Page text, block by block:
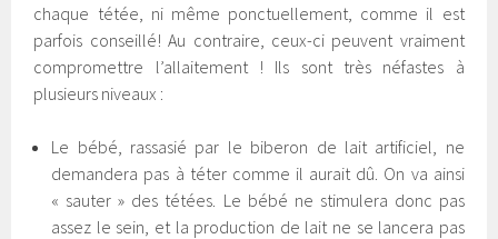
chaque tétée, ni même ponctuellement, comme il est
parfois conseillé! Au contraire, ceux-ci peuvent vraiment
compromettre l’allaitement ! Ils sont très néfastes à
plusieurs niveaux :
Le bébé, rassasié par le biberon de lait artificiel, ne
demandera pas à téter comme il aurait dû. On va ainsi
« sauter » des tétées. Le bébé ne stimulera donc pas
assez le sein, et la production de lait ne se lancera pas